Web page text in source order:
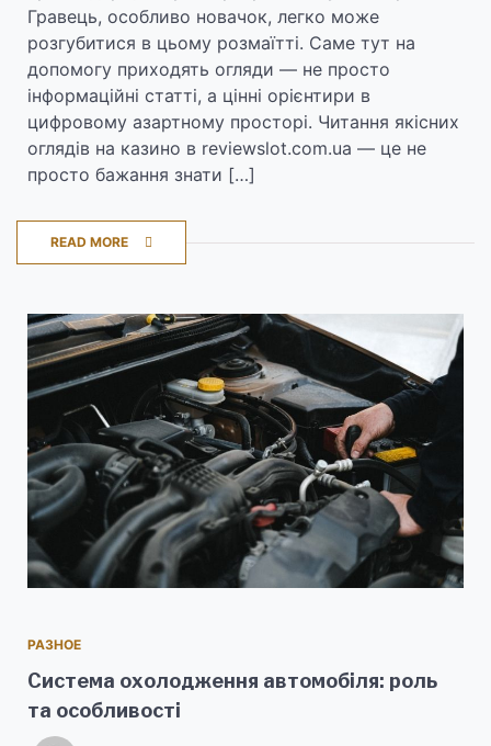
Гравець, особливо новачок, легко може
розгубитися в цьому розмаїтті. Саме тут на
допомогу приходять огляди — не просто
інформаційні статті, а цінні орієнтири в
цифровому азартному просторі. Читання якісних
оглядів на казино в reviewslot.com.ua — це не
просто бажання знати […]
READ MORE
РАЗНОЕ
Система охолодження автомобіля: роль
та особливості